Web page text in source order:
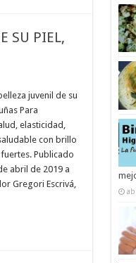
SU PIEL,
juvenil de su
Para
elasticidad,
con brillo
Publicado
abril de 2019 a
Gregori Escrivá,